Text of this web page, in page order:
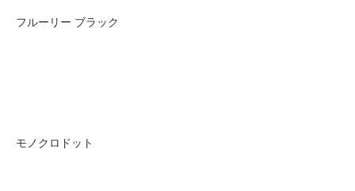
フルーリー ブラック
モノクロドット